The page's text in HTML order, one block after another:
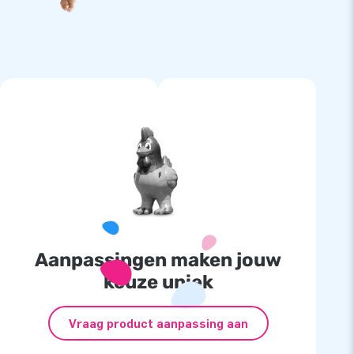
Aanpassingen maken jouw
keuze uniek
Vraag product aanpassing aan